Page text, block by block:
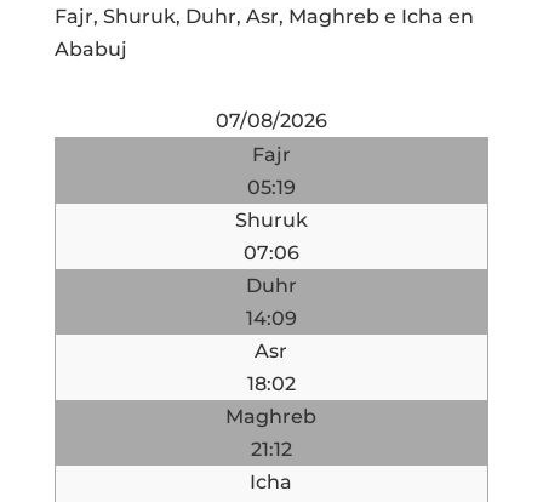
Fajr, Shuruk, Duhr, Asr, Maghreb e Icha en
Ababuj
07/08/2026
Fajr
05:19
Shuruk
07:06
Duhr
14:09
Asr
18:02
Maghreb
21:12
Icha